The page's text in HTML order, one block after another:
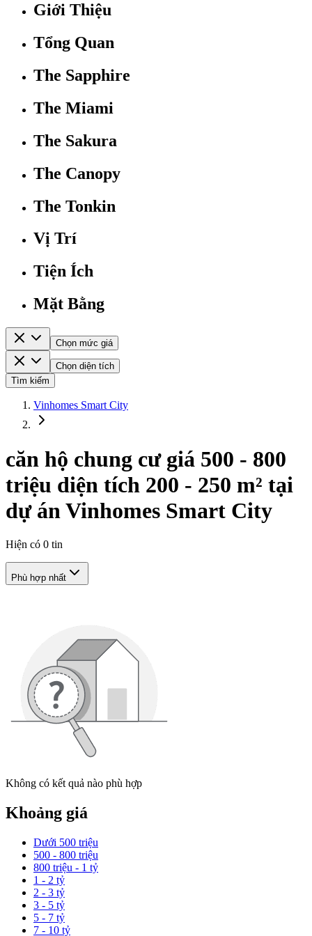
Giới Thiệu
Tổng Quan
The Sapphire
The Miami
The Sakura
The Canopy
The Tonkin
Vị Trí
Tiện Ích
Mặt Bằng
Chọn mức giá
Chọn diện tích
Tìm kiếm
Vinhomes Smart City
căn hộ chung cư giá 500 - 800
triệu diện tích 200 - 250 m² tại
dự án Vinhomes Smart City
Hiện có 0 tin
Phù hợp nhất
Không có kết quả nào phù hợp
Khoảng giá
Dưới 500 triệu
500 - 800 triệu
800 triệu - 1 tỷ
1 - 2 tỷ
2 - 3 tỷ
3 - 5 tỷ
5 - 7 tỷ
7 - 10 tỷ